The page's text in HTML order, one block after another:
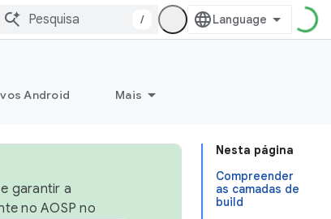
/
Android Mais
Nesta página
Compreender
as camadas de
build
garantir a
no AOSP no